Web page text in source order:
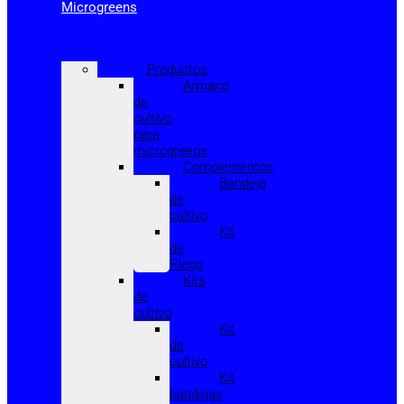
Microgreens
Productos
Armario
de
cultivo
para
microgreens
Complementos
Bandeja
de
cultivo
Kit
de
Riego
Kits
de
cultivo
Kit
de
cultivo
Kit
bandejas